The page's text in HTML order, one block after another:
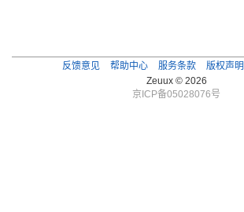
反馈意见 帮助中心 服务条款 版权声明
Zeuux © 2026
京ICP备05028076号